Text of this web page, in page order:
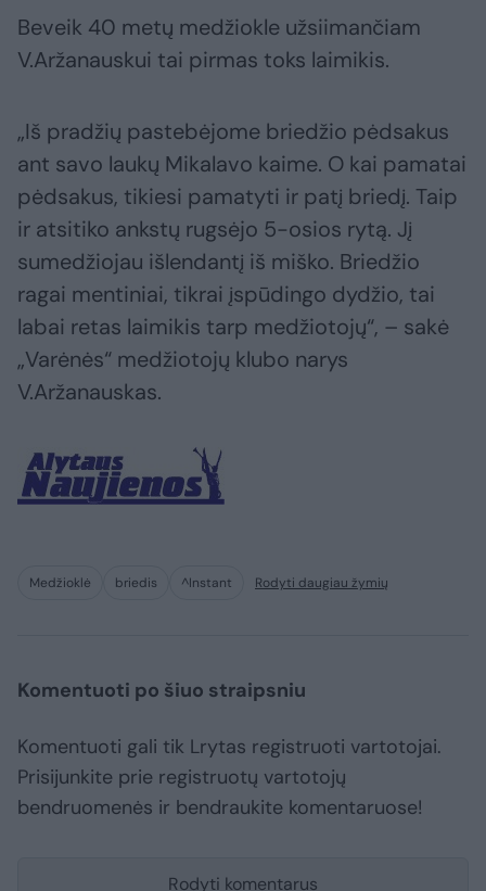
Beveik 40 metų medžiokle užsiimančiam
V.Aržanauskui tai pirmas toks laimikis.
„Iš pradžių pastebėjome briedžio pėdsakus
ant savo laukų Mikalavo kaime. O kai pamatai
pėdsakus, tikiesi pamatyti ir patį briedį. Taip
ir atsitiko ankstų rugsėjo 5-osios rytą. Jį
sumedžiojau išlendantį iš miško. Briedžio
ragai mentiniai, tikrai įspūdingo dydžio, tai
labai retas laimikis tarp medžiotojų“, – sakė
„Varėnės“ medžiotojų klubo narys
V.Aržanauskas.
Medžioklė briedis ^Instant Rodyti daugiau žymių
Komentuoti po šiuo straipsniu
Komentuoti gali tik Lrytas registruoti vartotojai.
Prisijunkite prie registruotų vartotojų
bendruomenės ir bendraukite komentaruose!
Rodyti komentarus